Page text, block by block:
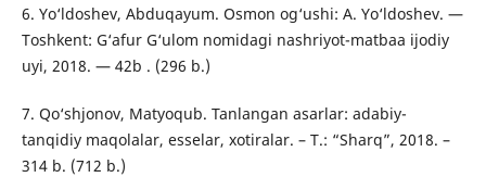
6. Yo‘ldoshev, Abduqayum. Osmon og‘ushi: A. Yo‘ldoshev. —
Toshkent: G‘afur G‘ulom nomidagi nashriyot-matbaa ijodiy
uyi, 2018. — 42b . (296 b.)
7. Qo‘shjonov, Matyoqub. Tanlangan asarlar: adabiy-
tanqidiy maqolalar, esselar, xotiralar. – T.: “Sharq”, 2018. –
314 b. (712 b.)